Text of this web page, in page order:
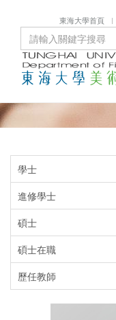
東海大學首頁
學士
進修學士
碩士
碩士在職
歷任教師